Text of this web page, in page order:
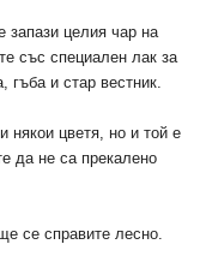
запази целия чар на
със специален лак за
гъба и стар вестник.
някои цветя, но и той е
да не са прекалено
се справите лесно.